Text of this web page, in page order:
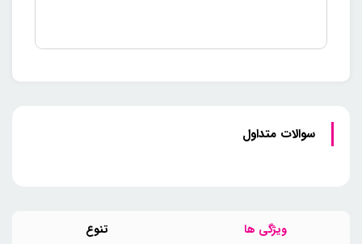
سوالات متداول
ویژگی ها تنوع